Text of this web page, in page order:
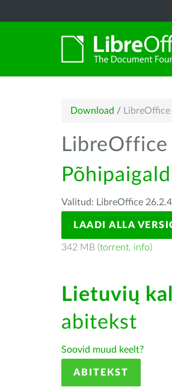
Download / LibreOffice
LibreOffice
Valitud: LibreOffice
LAADI ALLA
342 MB (torrent, info)
Lietuvių
abitekst
Soovid muud keelt?
ABITEKST